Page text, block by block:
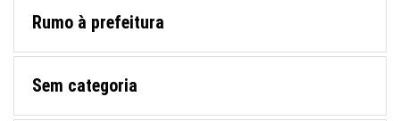
Rumo à prefeitura
Sem categoria